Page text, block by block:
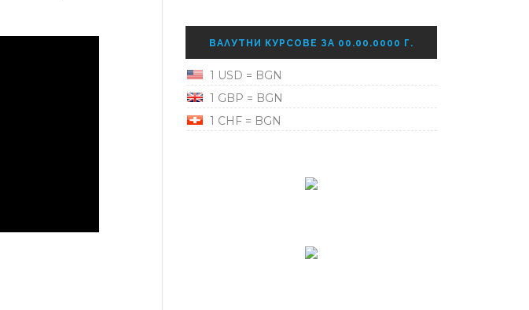
ВАЛУТНИ КУРСОВЕ ЗА 00.00.0000 Г.
1 USD = BGN
1 GBP = BGN
1 CHF = BGN